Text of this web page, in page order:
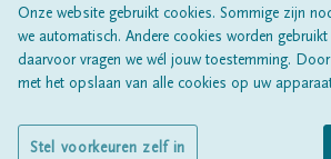
Onze website gebruikt cookies. Sommige zijn
we automatisch. Andere cookies worden
daarvoor vragen we wél jouw toestemming.
met het opslaan van alle cookies op uw
Stel voorkeuren zelf in